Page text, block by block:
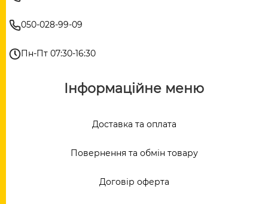
050-028-99-09
Пн-Пт 07:30-16:30
Інформаційне меню
Доставка та оплата
Повернення та обмін товару
Договір оферта